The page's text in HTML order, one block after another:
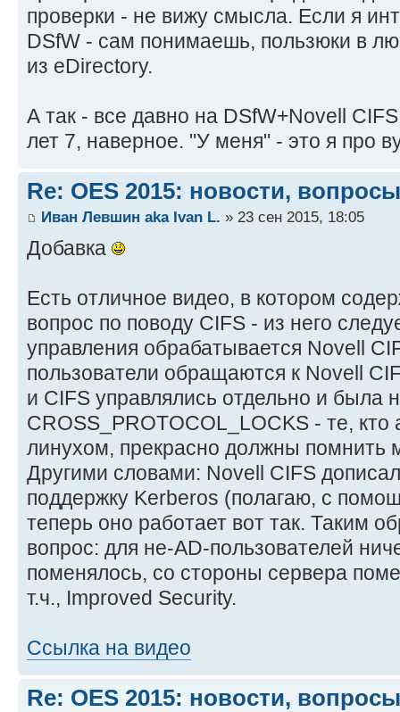
проверки - не вижу смысла. Если я
DSfW - сам понимаешь, пользюки в
из eDirectory.
А так - все давно на DSfW+Novell
лет 7, наверное. "У меня" - это я про
Re: OES 2015: новости,
Иван Левшин aka Ivan L. » 23 сен 2015, 18:05
Добавка
Есть отличное видео, в котором
вопрос по поводу CIFS - из него
управления обрабатывается Novell
пользователи обращаются к Novell
и CIFS управлялись отдельно и была
CROSS_PROTOCOL_LOCKS - те,
линухом, прекрасно должны помнить
Другими словами: Novell CIFS
поддержку Kerberos (полагаю, с
теперь оно работает вот так. Таким
вопрос: для не-AD-пользователей
поменялось, со стороны сервера
т.ч., Improved Security.
Ссылка на видео
Re: OES 2015: новости,